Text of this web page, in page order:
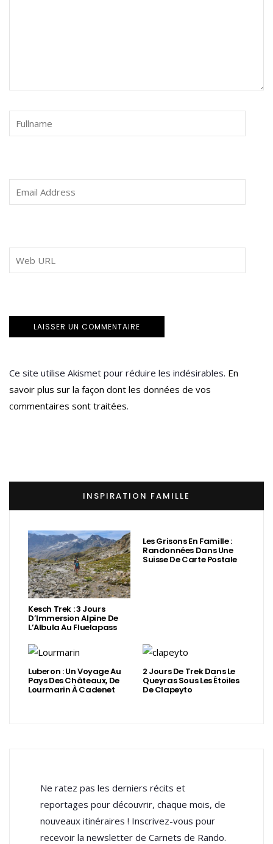
Ce site utilise Akismet pour réduire les indésirables. En
savoir plus sur la façon dont les données de vos
commentaires sont traitées.
INSPIRATION FAMILLE
Kesch Trek : 3 Jours
D’Immersion Alpine De
L’Albula Au Fluelapass
Les Grisons En Famille :
Randonnées Dans Une
Suisse De Carte Postale
Luberon : Un Voyage Au
Pays Des Châteaux, De
Lourmarin À Cadenet
2 Jours De Trek Dans Le
Queyras Sous Les Étoiles
De Clapeyto
Ne ratez pas les derniers récits et
reportages pour découvrir, chaque mois, de
nouveaux itinéraires ! Inscrivez-vous pour
recevoir la newsletter de Carnets de Rando.